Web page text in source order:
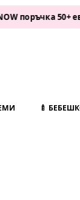
50+ евро •
🍼